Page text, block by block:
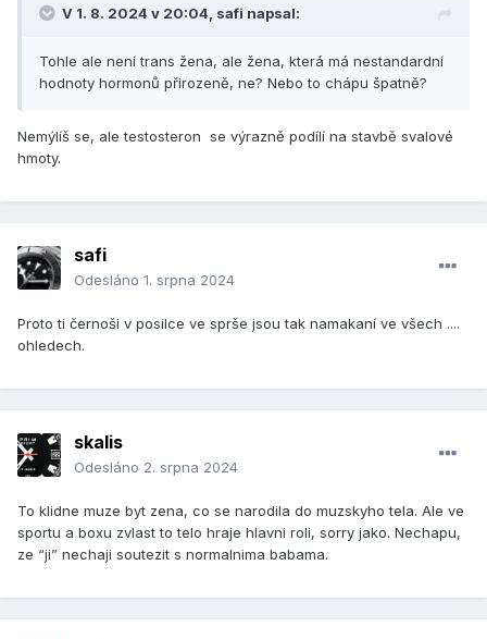
V 1. 8. 2024 v 20:04, safi napsal:
Tohle ale není trans žena, ale žena, která má nestandardní
hodnoty hormonů přirozeně, ne? Nebo to chápu špatně?
Nemýlíš se, ale testosteron se výrazně podílí na stavbě svalové
hmoty.
safi
Odesláno 1. srpna 2024
Proto ti černoši v posilce ve sprše jsou tak namakaní ve všech ....
ohledech.
skalis
Odesláno 2. srpna 2024
To klidne muze byt zena, co se narodila do muzskyho tela. Ale ve
sportu a boxu zvlast to telo hraje hlavni roli, sorry jako. Nechapu,
ze “ji” nechaji soutezit s normalnima babama.